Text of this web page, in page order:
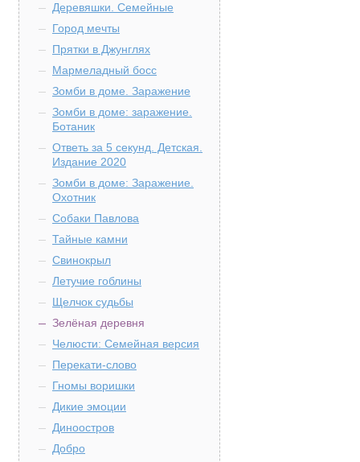
Деревяшки. Семейные
Город мечты
Прятки в Джунглях
Мармеладный босс
Зомби в доме. Заражение
Зомби в доме: заражение.
Ботаник
Ответь за 5 секунд. Детская.
Издание 2020
Зомби в доме: Заражение.
Охотник
Собаки Павлова
Тайные камни
Свинокрыл
Летучие гоблины
Щелчок судьбы
Зелёная деревня
Челюсти: Семейная версия
Перекати-слово
Гномы воришки
Дикие эмоции
Диноостров
Добро